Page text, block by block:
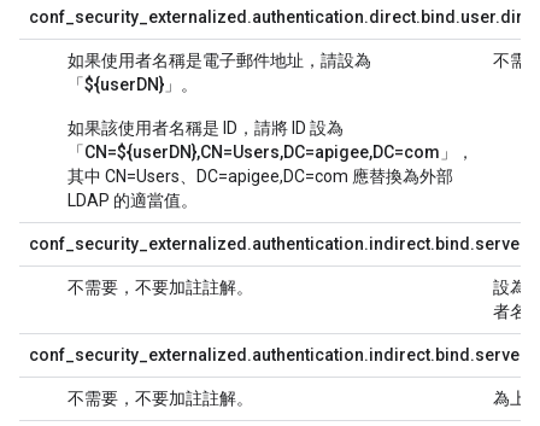
如果使用者名稱是電子郵件地址，請設為
「${userDN} 」。
如果該使用者名稱是 ID，請將 ID 設為
「CN=${userDN},CN=Users,DC=apigee,DC=com 」，
其中 CN=Users、DC=apigee,DC=com 應替換為外部
LDAP 的適當值。
不需
不需要，不要加註註解。
設為
者名
不需要，不要加註註解。 為上